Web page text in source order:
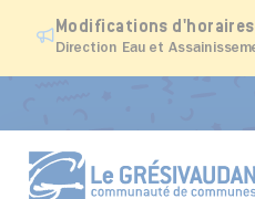
Modifications d'horaires
Direction Eau et